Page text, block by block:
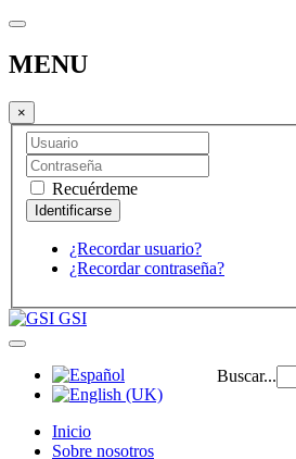
MENU
×
Recuérdeme
¿Recordar usuario?
¿Recordar contraseña?
GSI
Buscar...
Inicio
Sobre nosotros